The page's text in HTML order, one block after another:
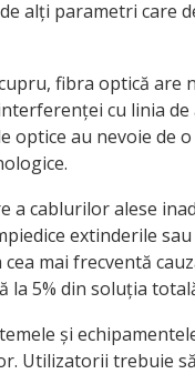
alți parametri care
fibra optică
cu linia
optice au nevoie de
a cablurilor alese
extinderile
cea mai frecventă
la 5% din soluția
și
Utilizatorii trebuie